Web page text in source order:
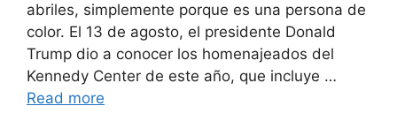
abriles, simplemente porque es una persona de
color. El 13 de agosto, el presidente Donald
Trump dio a conocer los homenajeados del
Kennedy Center de este año, que incluye …
Read more